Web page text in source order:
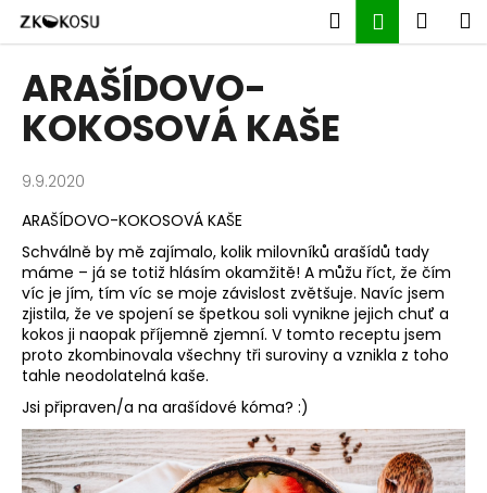
obsah
Hledat
ARAŠÍDOVO-
KOKOSOVÁ KAŠE
9.9.2020
ARAŠÍDOVO-KOKOSOVÁ KAŠE
Schválně by mě zajímalo, kolik milovníků arašídů tady
máme – já se totiž hlásím okamžitě! A můžu říct, že čím
víc je jím, tím víc se moje závislost zvětšuje. Navíc jsem
zjistila, že ve spojení se špetkou soli vynikne jejich chuť a
kokos ji naopak příjemně zjemní. V tomto receptu jsem
proto zkombinovala všechny tři suroviny a vznikla z toho
tahle neodolatelná kaše.
Jsi připraven/a na arašídové kóma? :)
o
C
o
p
t
ř
e
b
u
j
e
t
e